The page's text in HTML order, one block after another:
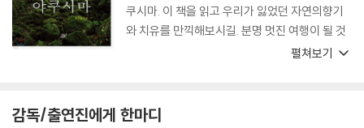
쿠시마. 이 책을 읽고 우리가 잃었던 자연의향기
와 치유를 만끽해보시길. 분명 멋진 여행이 될 것
펼쳐보기
감독/출연진에게 한마디